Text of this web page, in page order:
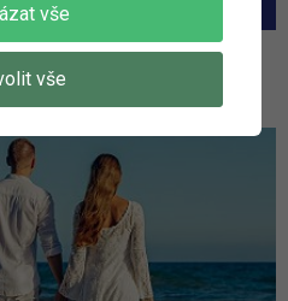
vše
vše